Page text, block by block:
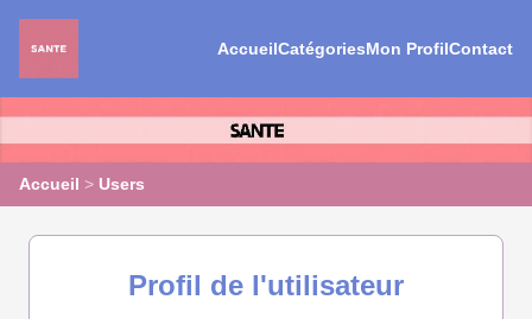
AccueilCatégoriesMon ProfilContact
Accueil > Users
Profil de l'utilisateur